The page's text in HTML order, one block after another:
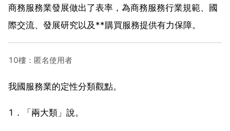
商務服務業發展做出了表率，為商務服務行業規範、國
際交流、發展研究以及**購買服務提供有力保障。
10樓：匿名使用者
我國服務業的定性分類觀點。
1．「兩大類」說。